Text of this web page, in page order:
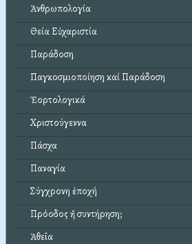
Ἀνθρωπολογία
Θεία Εὐχαριστία
Παράδοση
Παγκοσμιοποίηση καί Παράδοση
Ἑορτολογικά
Χριστούγεννα
Πάσχα
Παναγία
Σύγχρονη ἐποχή
Πρόοδος ἤ συντήρηση;
Ἀθεΐα